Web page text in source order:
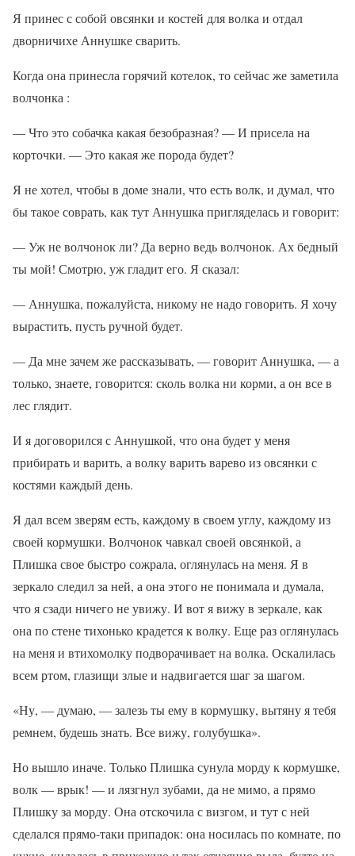
Я принес с собой овсянки и костей для волка и отдал
дворничихе Аннушке сварить.
Когда она принесла горячий котелок, то сейчас же заметила
волчонка :
— Что это собачка какая безобразная? — И присела на
корточки. — Это какая же порода будет?
Я не хотел, чтобы в доме знали, что есть волк, и думал, что
бы такое соврать, как тут Аннушка пригляделась и говорит:
— Уж не волчонок ли? Да верно ведь волчонок. Ах бедный
ты мой! Смотрю, уж гладит его. Я сказал:
— Аннушка, пожалуйста, никому не надо говорить. Я хочу
вырастить, пусть ручной будет.
— Да мне зачем же рассказывать, — говорит Аннушка, — а
только, знаете, говорится: сколь волка ни корми, а он все в
лес глядит.
И я договорился с Аннушкой, что она будет у меня
прибирать и варить, а волку варить варево из овсянки с
костями каждый день.
Я дал всем зверям есть, каждому в своем углу, каждому из
своей кормушки. Волчонок чавкал своей овсянкой, а
Плишка свое быстро сожрала, оглянулась на меня. Я в
зеркало следил за ней, а она этого не понимала и думала,
что я сзади ничего не увижу. И вот я вижу в зеркале, как
она по стене тихонько крадется к волку. Еще раз оглянулась
на меня и втихомолку подворачивает на волка. Оскалилась
всем ртом, глазищи злые и надвигается шаг за шагом.
«Ну, — думаю, — залезь ты ему в кормушку, вытяну я тебя
ремнем, будешь знать. Все вижу, голубушка».
Но вышло иначе. Только Плишка сунула морду к кормушке,
волк — врык! — и лязгнул зубами, да не мимо, а прямо
Плишку за морду. Она отскочила с визгом, и тут с ней
сделался прямо-таки припадок: она носилась по комнате, по